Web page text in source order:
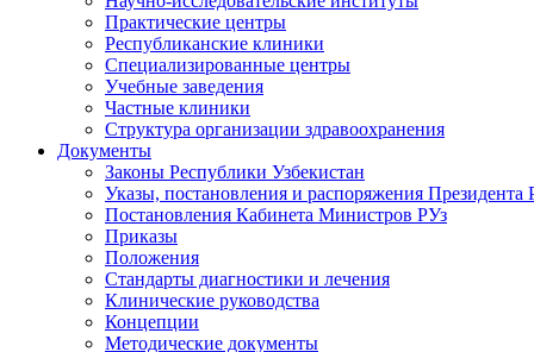
Практические центры
Республиканские клиники
Специализированные центры
Учебные заведения
Частные клиники
Структура организации здравоохранения
Документы
Законы Республики Узбекистан
Указы, постановления и распоряжения Президента
Постановления Кабинета Министров РУз
Приказы
Положения
Стандарты диагностики и лечения
Клинические руководства
Концепции
Методические документы